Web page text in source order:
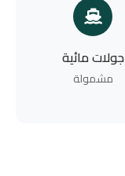
جولات مائية
مشمولة